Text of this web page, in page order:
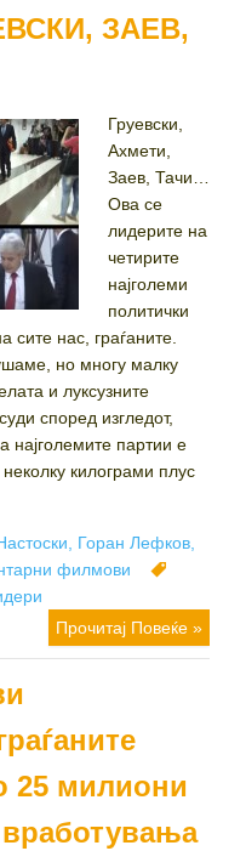
ЗАЕВ,
Груевски,
Ахмети,
Заев, Тачи…
Ова се
лидерите на
четирите
најголеми
политички
сите нас, граѓаните.
но многу малку
и луксузните
според изгледот,
најголемите партии е
килограми плус
Горан Лефков,
филмови
Прочитај Повеќе »
25 милиони
вработувања